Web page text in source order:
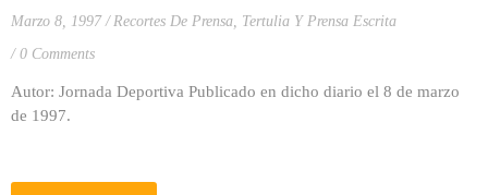
Marzo 8, 1997 Recortes De Prensa, Tertulia Y Prensa Escrita
0 Comments
Autor: Jornada Deportiva Publicado en dicho diario el 8 de marzo
de 1997.